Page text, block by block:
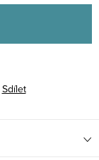
Sdílet